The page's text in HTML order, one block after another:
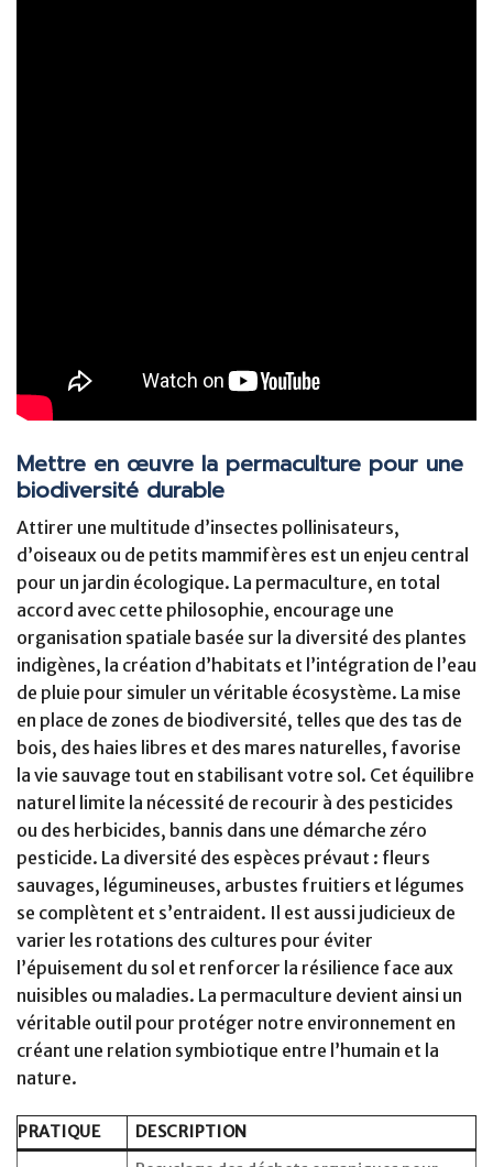
Mettre en œuvre la permaculture pour une
biodiversité durable
Attirer une multitude d’insectes pollinisateurs,
d’oiseaux ou de petits mammifères est un enjeu central
pour un jardin écologique. La permaculture, en total
accord avec cette philosophie, encourage une
organisation spatiale basée sur la diversité des plantes
indigènes, la création d’habitats et l’intégration de l’eau
de pluie pour simuler un véritable écosystème. La mise
en place de zones de biodiversité, telles que des tas de
bois, des haies libres et des mares naturelles, favorise
la vie sauvage tout en stabilisant votre sol. Cet équilibre
naturel limite la nécessité de recourir à des pesticides
ou des herbicides, bannis dans une démarche zéro
pesticide. La diversité des espèces prévaut : fleurs
sauvages, légumineuses, arbustes fruitiers et légumes
se complètent et s’entraident. Il est aussi judicieux de
varier les rotations des cultures pour éviter
l’épuisement du sol et renforcer la résilience face aux
nuisibles ou maladies. La permaculture devient ainsi un
véritable outil pour protéger notre environnement en
créant une relation symbiotique entre l’humain et la
nature.
PRATIQUE
DESCRIPTION